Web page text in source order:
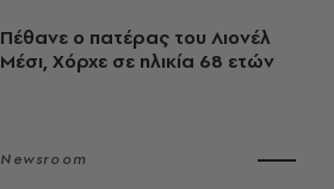
Πέθανε ο πατέρας του Λιονέλ
Μέσι, Χόρχε σε ηλικία 68 ετών
Newsroom